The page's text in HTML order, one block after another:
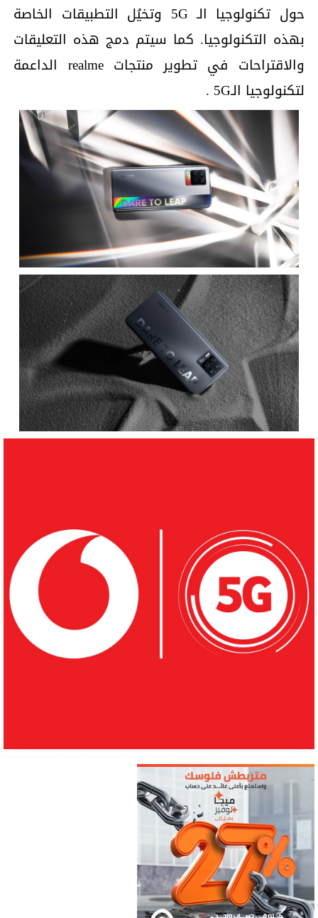
حول تكنولوجيا الـ 5G وتخيُل التطبيقات الخاصة
بهذه التكنولوجيا. كما سيتم دمج هذه التعليقات
والاقتراحات في تطوير منتجات realme الداعمة
لتكنولوجيا الـ5G .